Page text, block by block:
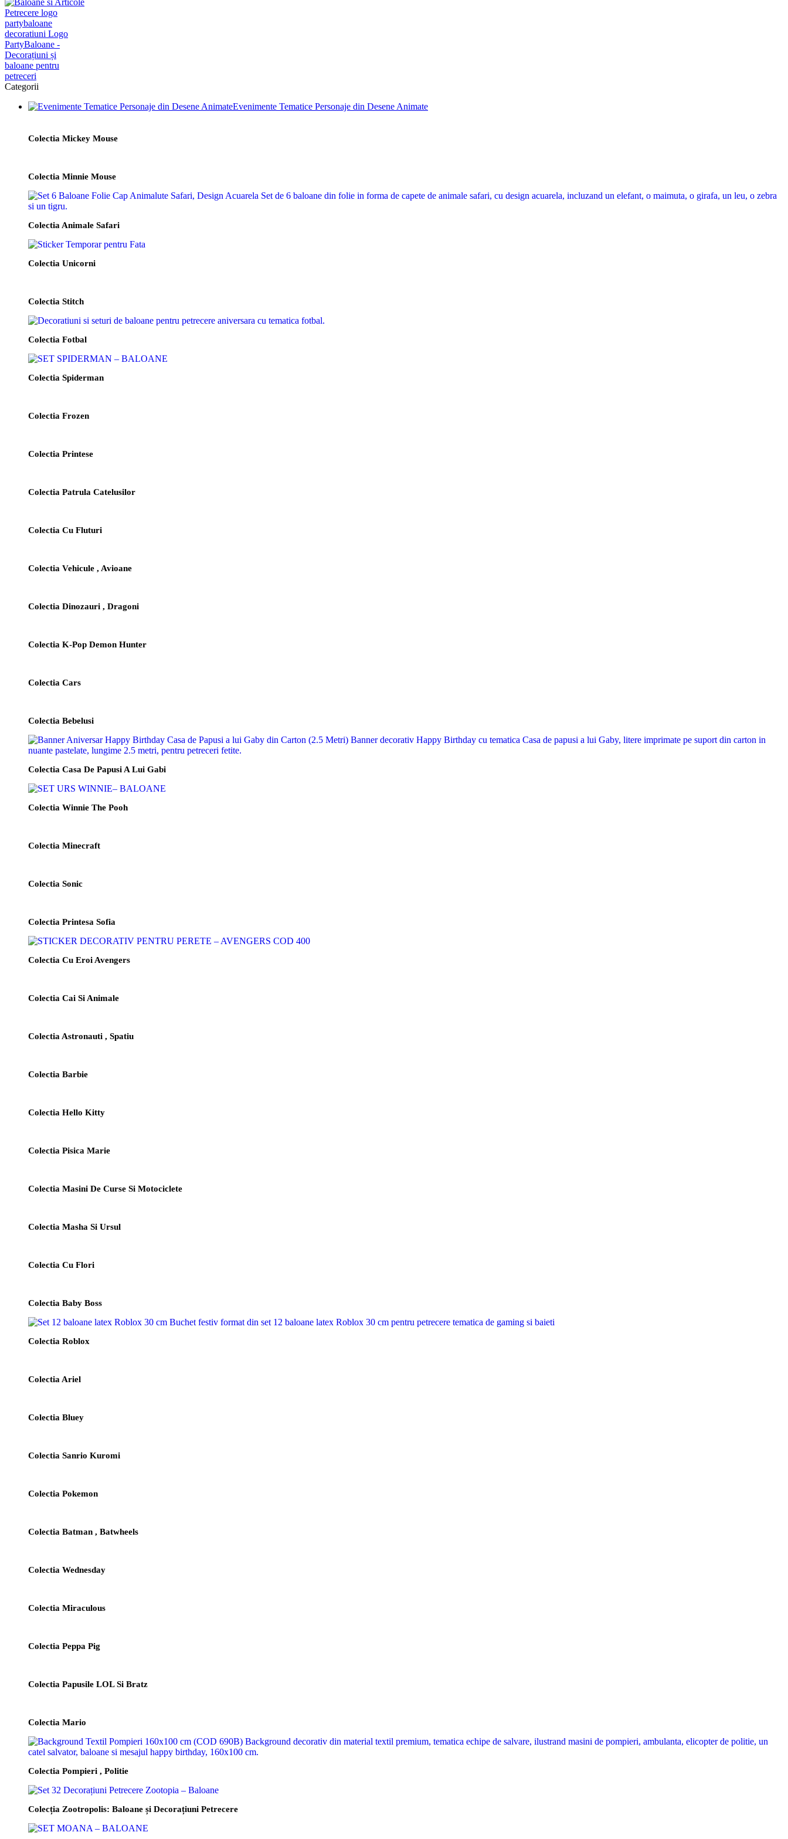
Categorii
Evenimente Tematice Personaje din Desene Animate
Colectia Mickey Mouse
Colectia Minnie Mouse
Colectia Animale Safari
Colectia Unicorni
Colectia Stitch
Colectia Fotbal
Colectia Spiderman
Colectia Frozen
Colectia Printese
Colectia Patrula Catelusilor
Colectia Cu Fluturi
Colectia Vehicule , Avioane
Colectia Dinozauri , Dragoni
Colectia K-Pop Demon Hunter
Colectia Cars
Colectia Bebelusi
Colectia Casa De Papusi A Lui Gabi
Colectia Winnie The Pooh
Colectia Minecraft
Colectia Sonic
Colectia Printesa Sofia
Colectia Cu Eroi Avengers
Colectia Cai Si Animale
Colectia Astronauti , Spatiu
Colectia Barbie
Colectia Hello Kitty
Colectia Pisica Marie
Colectia Masini De Curse Si Motociclete
Colectia Masha Si Ursul
Colectia Cu Flori
Colectia Baby Boss
Colectia Roblox
Colectia Ariel
Colectia Bluey
Colectia Sanrio Kuromi
Colectia Pokemon
Colectia Batman , Batwheels
Colectia Wednesday
Colectia Miraculous
Colectia Peppa Pig
Colectia Papusile LOL Si Bratz
Colectia Mario
Colectia Pompieri , Politie
Colecția Zootropolis: Baloane și Decorațiuni Petrecere